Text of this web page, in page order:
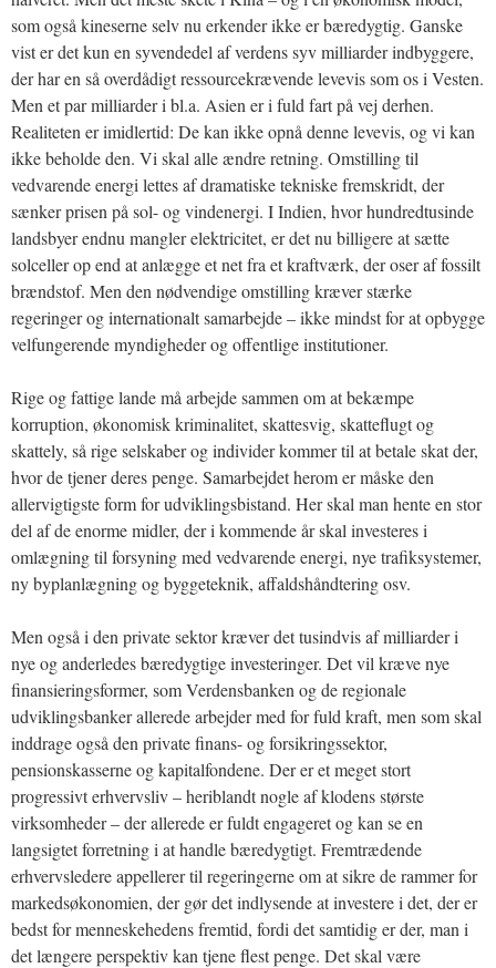
som også kineserne selv nu erkender ikke er bæredygtig. Ganske
vist er det kun en syvendedel af verdens syv milliarder indbyggere,
der har en så overdådigt ressourcekrævende levevis som os i Vesten.
Men et par milliarder i bl.a. Asien er i fuld fart på vej derhen.
Realiteten er imidlertid: De kan ikke opnå denne levevis, og vi kan
ikke beholde den. Vi skal alle ændre retning. Omstilling til
vedvarende energi lettes af dramatiske tekniske fremskridt, der
sænker prisen på sol- og vindenergi. I Indien, hvor hundredtusinde
landsbyer endnu mangler elektricitet, er det nu billigere at sætte
solceller op end at anlægge et net fra et kraftværk, der oser af fossilt
brændstof. Men den nødvendige omstilling kræver stærke
regeringer og internationalt samarbejde – ikke mindst for at opbygge
velfungerende myndigheder og offentlige institutioner.
Rige og fattige lande må arbejde sammen om at bekæmpe
korruption, økonomisk kriminalitet, skattesvig, skatteflugt og
skattely, så rige selskaber og individer kommer til at betale skat der,
hvor de tjener deres penge. Samarbejdet herom er måske den
allervigtigste form for udviklingsbistand. Her skal man hente en stor
del af de enorme midler, der i kommende år skal investeres i
omlægning til forsyning med vedvarende energi, nye trafiksystemer,
ny byplanlægning og byggeteknik, affaldshåndtering osv.
Men også i den private sektor kræver det tusindvis af milliarder i
nye og anderledes bæredygtige investeringer. Det vil kræve nye
finansieringsformer, som Verdensbanken og de regionale
udviklingsbanker allerede arbejder med for fuld kraft, men som skal
inddrage også den private finans- og forsikringssektor,
pensionskasserne og kapitalfondene. Der er et meget stort
progressivt erhvervsliv – heriblandt nogle af klodens største
virksomheder – der allerede er fuldt engageret og kan se en
langsigtet forretning i at handle bæredygtigt. Fremtrædende
erhvervsledere appellerer til regeringerne om at sikre de rammer for
markedsøkonomien, der gør det indlysende at investere i det, der er
bedst for menneskehedens fremtid, fordi det samtidig er der, man i
det længere perspektiv kan tjene flest penge. Det skal være